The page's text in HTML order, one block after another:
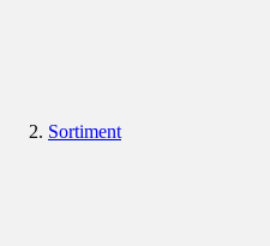
Sortiment